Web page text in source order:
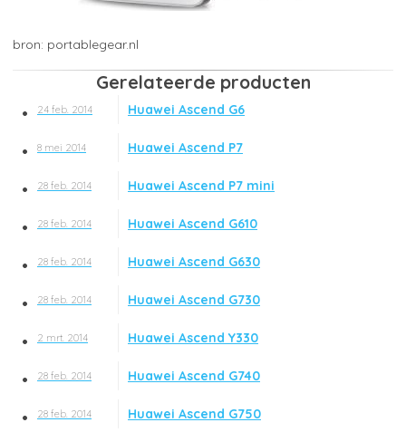
portablegear.nl
Gerelateerde producten
24 feb. 2014 Huawei Ascend G6
8 mei 2014 Huawei Ascend P7
28 feb. 2014 Huawei Ascend P7 mini
28 feb. 2014 Huawei Ascend G610
28 feb. 2014 Huawei Ascend G630
28 feb. 2014 Huawei Ascend G730
2 mrt. 2014 Huawei Ascend Y330
28 feb. 2014 Huawei Ascend G740
28 feb. 2014 Huawei Ascend G750